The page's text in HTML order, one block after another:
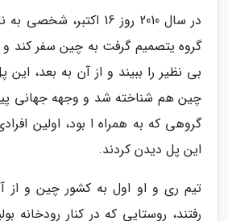
در سال 2010 روز 16
گروه یتصمیم گرفت به چین سفر کند
بی نظیر را ببیند و از آن به بعد، این
چین هم شناخته شد و وجهه جهانی
گروهی که به همراه ا بود، اولین
این پل دیدن کردند.
تیم ری و او اول به کشور چین و از
رفتند، روستایی که در کنار رودخانه